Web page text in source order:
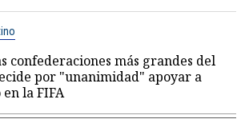
confederaciones más grandes del
por "unanimidad" apoyar a
la FIFA